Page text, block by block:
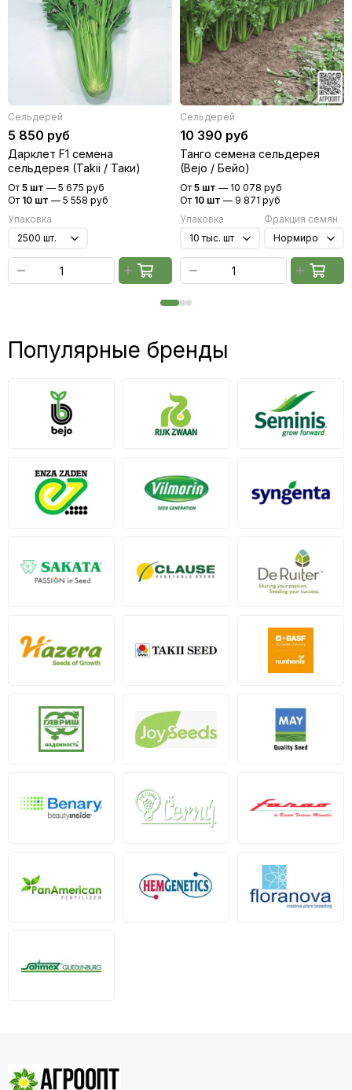
Сельдерей
5 850 руб
Дарклет F1 семена
сельдерея (Takii / Таки)
От 5 шт — 5 675 руб
От 10 шт — 5 558 руб
Упаковка
Сельдерей
10 390 руб
Танго семена сельдерея
(Bejo / Бейо)
От 5 шт — 10 078 руб
От 10 шт — 9 871 руб
Упаковка
Фракция семян
Популярные бренды